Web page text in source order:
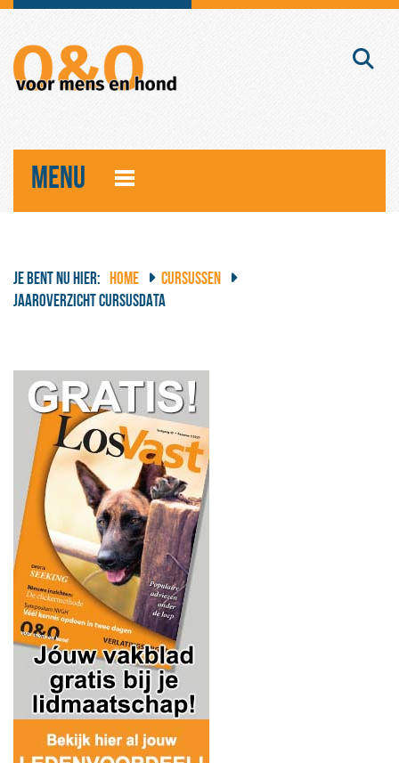
MENU
JE BENT NU HIER: HOME
CURSUSSEN
JAAROVERZICHT CURSUSDATA